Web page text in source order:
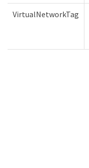
VirtualNetworkTag